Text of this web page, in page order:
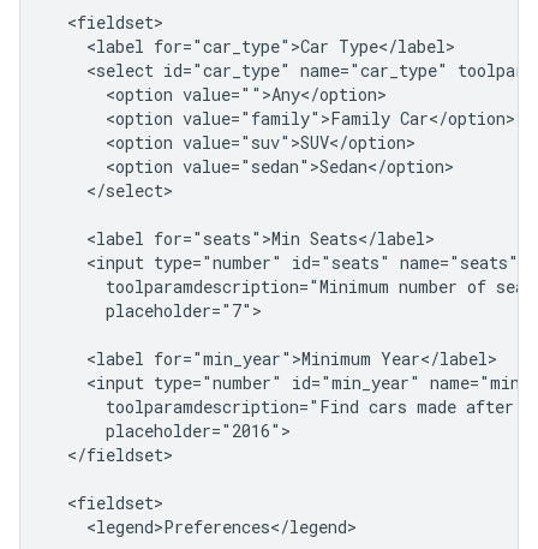
  <fieldset>
    <label for="car_type">Car Type</label>
<select id="car_type" name="car_type"
      <option value="">Any</option>
      <option value="family">Family Car</option>
      <option value="suv">SUV</option>
      <option value="sedan">Sedan</option>
    </select>
    <label for="seats">Min Seats</label>
<input type="number" id="seats" name="seats"
toolparamdescription="Minimum number of
      placeholder="7">
    <label for="min_year">Minimum Year</label>
<input type="number" id="min_year"
toolparamdescription="Find cars made after
      placeholder="2016">
  </fieldset>
  <fieldset>
    <legend>Preferences</legend>